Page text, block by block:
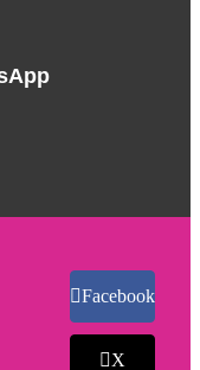
Facebook
X